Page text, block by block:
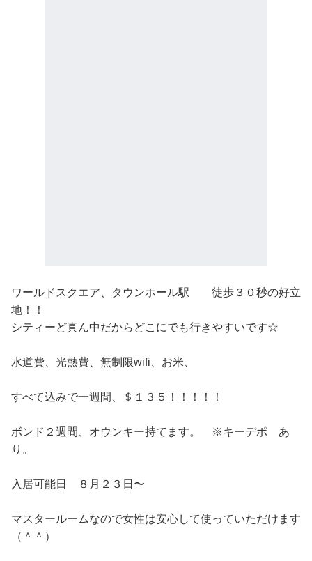
ワールドスクエア、タウンホール駅 徒歩３０秒の好立
地！！
シティーど真ん中だからどこにでも行きやすいです☆
水道費、光熱費、無制限wifi、お米、
すべて込みで一週間、＄１３５！！！！！
ボンド２週間、オウンキー持てます。 ※キーデポ あ
り。
入居可能日 ８月２３日〜
マスタールームなので女性は安心して使っていただけます
（＾＾）